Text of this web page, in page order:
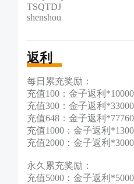
TSQTDJ
shenshou
返利
每日累充奖励：
充值100：金子返利
充值300：金子返利
充值648：金子返利
充值1000：金子返利
充值2000：金子返利
永久累充奖励：
充值5000：金子返利